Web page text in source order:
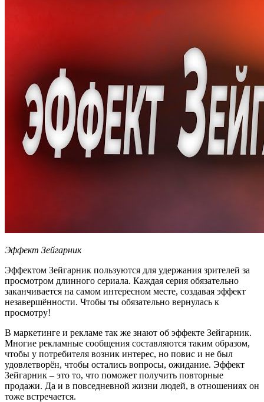
Эффект Зейгарник
Эффектом Зейгарник пользуются для удержания зрителей за
просмотром длинного сериала. Каждая серия обязательно
заканчивается на самом интересном месте, создавая эффект
незавершённости. Чтобы ты обязательно вернулась к
просмотру!
В маркетинге и рекламе так же знают об эффекте Зейгарник.
Многие рекламные сообщения составляются таким образом,
чтобы у потребителя возник интерес, но повис и не был
удовлетворён, чтобы остались вопросы, ожидание. Эффект
Зейгарник – это то, что поможет получить повторные
продажи. Да и в повседневной жизни людей, в отношениях он
тоже встречается.